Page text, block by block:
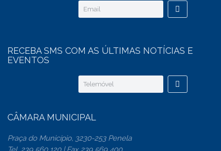
RECEBA SMS COM AS ÚLTIMAS NOTÍCIAS E
EVENTOS
CÂMARA MUNICIPAL
Praça do Município, 3230-253 Penela